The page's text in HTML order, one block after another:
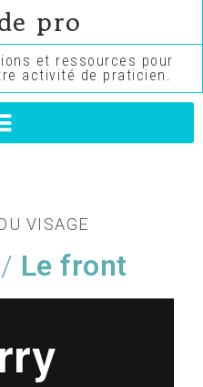
pro
et ressources pour
activité de praticien.
VISAGE
Le front